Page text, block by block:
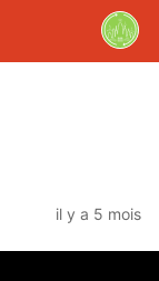
il y a 5 mois